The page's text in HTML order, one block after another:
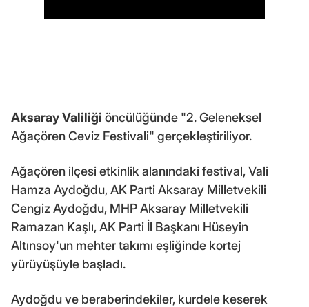
Aksaray Valiliği öncülüğünde "2. Geleneksel
Ağaçören Ceviz Festivali" gerçekleştiriliyor.
Ağaçören ilçesi etkinlik alanındaki festival, Vali
Hamza Aydoğdu, AK Parti Aksaray Milletvekili
Cengiz Aydoğdu, MHP Aksaray Milletvekili
Ramazan Kaşlı, AK Parti İl Başkanı Hüseyin
Altınsoy'un mehter takımı eşliğinde kortej
yürüyüşüyle başladı.
Aydoğdu ve beraberindekiler, kurdele keserek